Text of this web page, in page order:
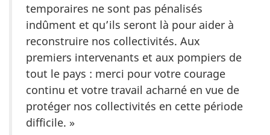
temporaires ne sont pas pénalisés
indûment et qu’ils seront là pour aider à
reconstruire nos collectivités. Aux
premiers intervenants et aux pompiers de
tout le pays : merci pour votre courage
continu et votre travail acharné en vue de
protéger nos collectivités en cette période
difficile. »